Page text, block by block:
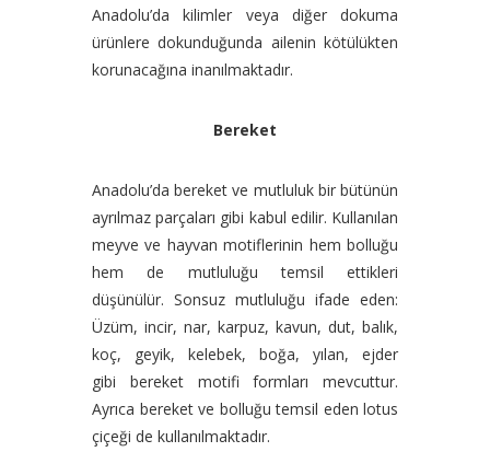
Anadolu’da kilimler veya diğer dokuma
ürünlere dokunduğunda ailenin kötülükten
korunacağına inanılmaktadır.
Bereket
Anadolu’da bereket ve mutluluk bir bütünün
ayrılmaz parçaları gibi kabul edilir. Kullanılan
meyve ve hayvan motiflerinin hem bolluğu
hem de mutluluğu temsil ettikleri
düşünülür. Sonsuz mutluluğu ifade eden:
Üzüm, incir, nar, karpuz, kavun, dut, balık,
koç, geyik, kelebek, boğa, yılan, ejder
gibi bereket motifi formları mevcuttur.
Ayrıca bereket ve bolluğu temsil eden lotus
çiçeği de kullanılmaktadır.